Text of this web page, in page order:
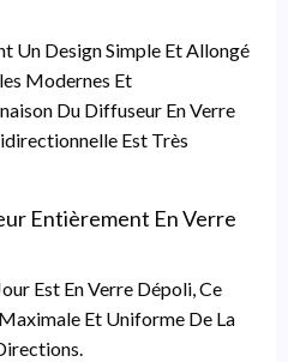
Un Design Simple Et Allongé
Modernes Et
Du Diffuseur En Verre
Est Très
Entièrement En Verre
Est En Verre Dépoli, Ce
Et Uniforme De La